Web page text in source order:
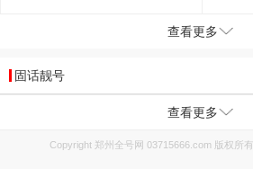
查看更多
固话靓号
查看更多
Copyright 郑州全号网 03715666.com 版权所有